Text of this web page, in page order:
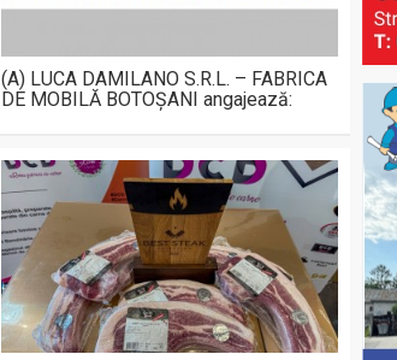
(A) LUCA DAMILANO S.R.L. – FABRICA
DE MOBILĂ BOTOȘANI angajează: